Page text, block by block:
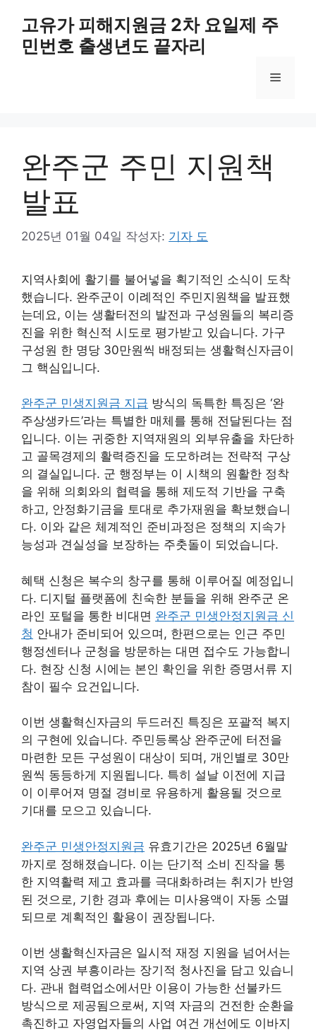
고유가 피해지원금 2차 요일제 주
민번호 출생년도 끝자리
메
완주군 주민 지원책
발표
2025년 01월 04일 작성자: 기자 도
지역사회에 활기를 불어넣을 획기적인 소식이 도착
했습니다. 완주군이 이례적인 주민지원책을 발표했
는데요, 이는 생활터전의 발전과 구성원들의 복리증
진을 위한 혁신적 시도로 평가받고 있습니다. 가구
구성원 한 명당 30만원씩 배정되는 생활혁신자금이
그 핵심입니다.
완주군 민생지원금 지급 방식의 독특한 특징은 ‘완
주상생카드’라는 특별한 매체를 통해 전달된다는 점
입니다. 이는 귀중한 지역재원의 외부유출을 차단하
고 골목경제의 활력증진을 도모하려는 전략적 구상
의 결실입니다. 군 행정부는 이 시책의 원활한 정착
을 위해 의회와의 협력을 통해 제도적 기반을 구축
하고, 안정화기금을 토대로 추가재원을 확보했습니
다. 이와 같은 체계적인 준비과정은 정책의 지속가
능성과 견실성을 보장하는 주춧돌이 되었습니다.
혜택 신청은 복수의 창구를 통해 이루어질 예정입니
다. 디지털 플랫폼에 친숙한 분들을 위해 완주군 온
라인 포털을 통한 비대면 완주군 민생안정지원금 신
청 안내가 준비되어 있으며, 한편으로는 인근 주민
행정센터나 군청을 방문하는 대면 접수도 가능합니
다. 현장 신청 시에는 본인 확인을 위한 증명서류 지
참이 필수 요건입니다.
이번 생활혁신자금의 두드러진 특징은 포괄적 복지
의 구현에 있습니다. 주민등록상 완주군에 터전을
마련한 모든 구성원이 대상이 되며, 개인별로 30만
원씩 동등하게 지원됩니다. 특히 설날 이전에 지급
이 이루어져 명절 경비로 유용하게 활용될 것으로
기대를 모으고 있습니다.
완주군 민생안정지원금 유효기간은 2025년 6월말
까지로 정해졌습니다. 이는 단기적 소비 진작을 통
한 지역활력 제고 효과를 극대화하려는 취지가 반영
된 것으로, 기한 경과 후에는 미사용액이 자동 소멸
되므로 계획적인 활용이 권장됩니다.
이번 생활혁신자금은 일시적 재정 지원을 넘어서는
지역 상권 부흥이라는 장기적 청사진을 담고 있습니
다. 관내 협력업소에서만 이용이 가능한 선불카드
방식으로 제공됨으로써, 지역 자금의 건전한 순환을
촉진하고 자영업자들의 사업 여건 개선에도 이바지